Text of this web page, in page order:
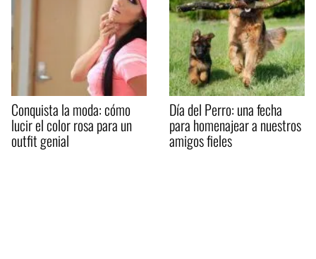
Conquista la moda: cómo
lucir el color rosa para un
outfit genial
Día del Perro: una fecha
para homenajear a nuestros
amigos fieles